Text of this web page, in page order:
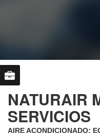
NATURAIR
SERVICIOS
AIRE ACONDICIONADO: